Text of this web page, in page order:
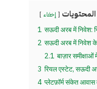
المحتويات إخفاء
1 सऊदी अरब में निवेश:
2 सऊदी अरब में निवेश के
2.1 बाज़ार
3 रियल एस्टेट, सऊदी
4 प्लेटफ़ॉर्म संकेत आवास